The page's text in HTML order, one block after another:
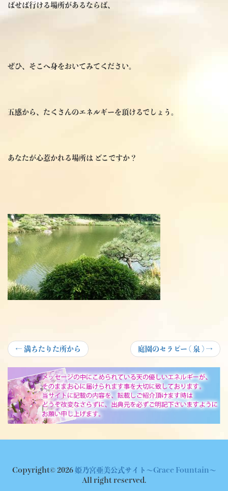
ばせば行ける場所があるならば、
ぜひ、そこへ身をおいてみてください。
五感から、たくさんのエネルギーを頂けるでしょう。
あなたが心惹かれる場所は どこですか？
投
稿
ナ
ビ
ゲ
ョ
← Previous
post:
満ちたりた所から
Next
post:
庭園のセラピー ( 泉 ) →
Copyright© 2026 姫乃宮亜美公式サイト～Grace Fountain～
All right reserved.